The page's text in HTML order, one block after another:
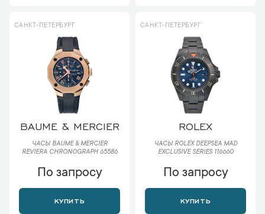
САНКТ-ПЕТЕРБУРГ
BAUME & MERCIER
ЧАСЫ BAUME & MERCIER
REVIERA CHRONOGRAPH 65586
По запросу
КУПИТЬ
САНКТ-ПЕТЕРБУРГ
ROLEX
ЧАСЫ ROLEX DEEPSEA MAD
EXCLUSIVE SERIES 116660
По запросу
КУПИТЬ